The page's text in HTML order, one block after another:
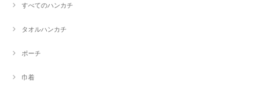
すべてのハンカチ
タオルハンカチ
ポーチ
巾着